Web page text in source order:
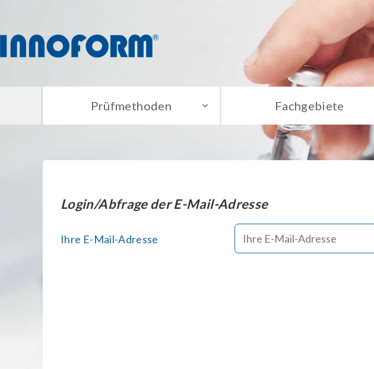
Prüfmethoden Fachgebiete
Login/Abfrage der E-Mail-Adresse
Ihre E-Mail-Adresse